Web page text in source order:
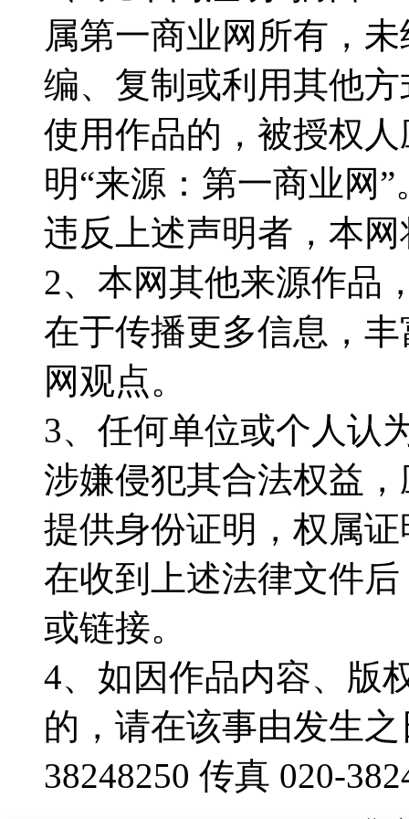
属第一商业网所有，
编、复制或利用其他
使用作品的，被授权
明“来源：第一商业网”
违反上述声明者，本
2、本网其他来源作品
在于传播更多信息，
网观点。
3、任何单位或个人认
涉嫌侵犯其合法权益
提供身份证明，权属
在收到上述法律文件
或链接。
4、如因作品内容、版
的，请在该事由发生
38248250 传真 020-